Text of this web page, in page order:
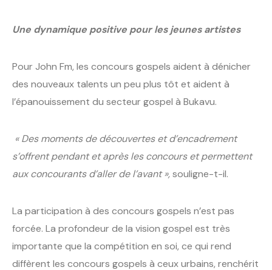
Une dynamique positive pour les jeunes artistes
Pour John Fm, les concours gospels aident à dénicher
des nouveaux talents un peu plus tôt et aident à
l’épanouissement du secteur gospel à Bukavu.
« Des moments de découvertes et d’encadrement
s’offrent pendant et après les concours et permettent
aux concourants d’aller de l’avant »,souligne-t-il.
La participation à des concours gospels n’est pas
forcée. La profondeur de la vision gospel est très
importante que la compétition en soi, ce qui rend
diffèrent les concours gospels à ceux urbains, renchérit